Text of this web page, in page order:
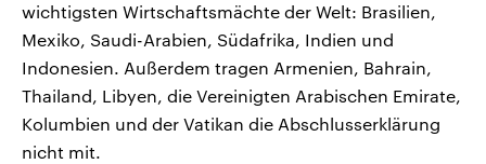
wichtigsten Wirtschaftsmächte der Welt: Brasilien,
Mexiko, Saudi-Arabien, Südafrika, Indien und
Indonesien. Außerdem tragen Armenien, Bahrain,
Thailand, Libyen, die Vereinigten Arabischen Emirate,
Kolumbien und der Vatikan die Abschlusserklärung
nicht mit.